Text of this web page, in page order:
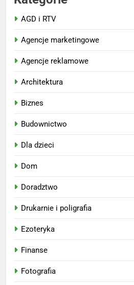
AGD i RTV
Agencje marketingowe
Agencje reklamowe
Architektura
Biznes
Budownictwo
Dla dzieci
Dom
Doradztwo
Drukarnie i poligrafia
Ezoteryka
Finanse
Fotografia